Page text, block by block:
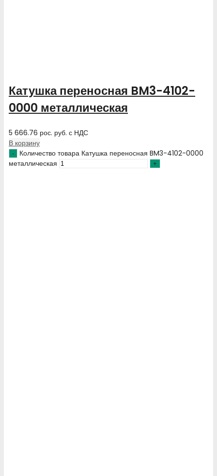
Катушка переносная BM3-4102-
0000 металлическая
5 666.76 рос. руб. с НДС
В корзину
Количество товара Катушка переносная BM3-4102-0000
металлическая